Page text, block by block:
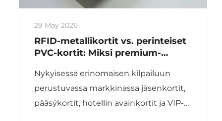
29 May 2026
RFID-metallikortit vs. perinteiset
PVC-kortit: Miksi premium-
Nykyisessä erinomaisen kilpailuun
perustuvassa markkinassa jäsenkortit,
pääsýkortit, hotellin avainkortit ja VIP-